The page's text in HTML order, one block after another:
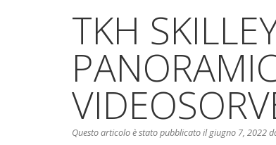
TKH
Questo articolo è stato pubblicato il giugno 7, 2022